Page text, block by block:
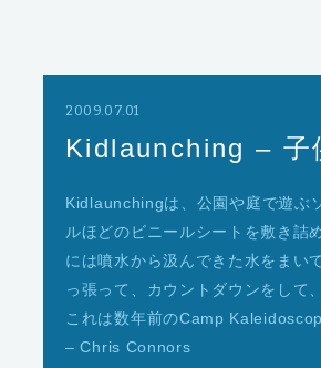
2009.07.01
Kidlaunching – 子
Kidlaunchingは、公園や庭で遊ぶ
ルほどのビニールシートを敷き詰
には噴水から汲んできた水をまい
っ張って、カウントダウンをして
これは数年前のCamp
– Chris Connors